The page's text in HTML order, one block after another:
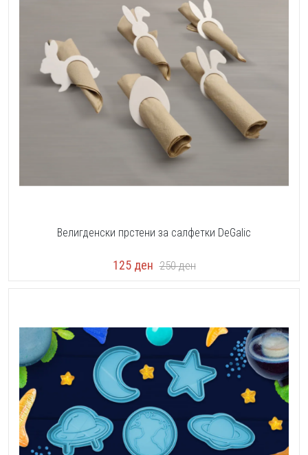
Велигденски прстени за салфетки DeGalic
125 ден 250ден